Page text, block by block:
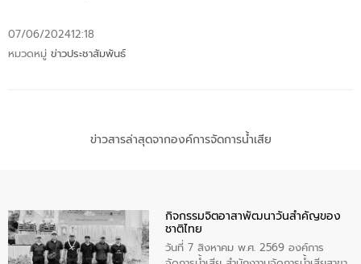
07/06/202412:18
หมวดหมู่ ข่าวประชาสัมพันธ์
ข่าวสารล่าสุดจากองค์การจัดการน้ำเสีย
กิจกรรมจิตอาสาพัฒนาวันสําคัญของ
ชาติไทย
วันที่ 7 สิงหาคม พ.ศ. 2569 องค์การ